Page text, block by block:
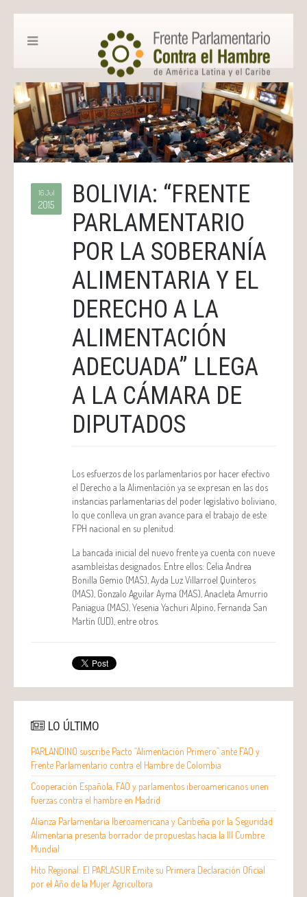
16 Jul
2015
BOLIVIA: “FRENTE
PARLAMENTARIO
POR LA SOBERANÍA
ALIMENTARIA Y EL
DERECHO A LA
ALIMENTACIÓN
ADECUADA” LLEGA
A LA CÁMARA DE
DIPUTADOS
Los esfuerzos de los parlamentarios por hacer efectivo
el Derecho a la Alimentación ya se expresan en las dos
instancias parlamentarias del poder legislativo boliviano,
lo que conlleva un gran avance para el trabajo de este
FPH nacional en su plenitud.
La bancada inicial del nuevo frente ya cuenta con nueve
asambleístas designados. Entre ellos: Celia Andrea
Bonilla Gemio (MAS), Ayda Luz Villarroel Quinteros
(MAS), Gonzalo Aguilar Ayma (MAS), Anacleta Amurrio
Paniagua (MAS), Yesenia Yachuri Alpino, Fernanda San
Martín (UD), entre otros.
LO ÚLTIMO
PARLANDINO suscribe Pacto “Alimentación Primero” ante FAO y
Frente Parlamentario contra el Hambre de Colombia
Cooperación Española, FAO y parlamentos iberoamericanos unen
fuerzas contra el hambre en Madrid
Alianza Parlamentaria Iberoamericana y Caribeña por la Seguridad
Alimentaria presenta borrador de propuestas hacia la III Cumbre
Mundial
Hito Regional: El PARLASUR Emite su Primera Declaración Oficial
por el Año de la Mujer Agricultora